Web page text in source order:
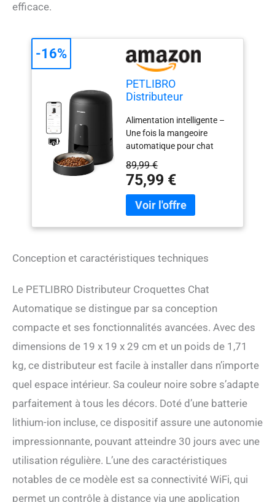
efficace.
PETLIBRO
Distributeur
Automatique, 2,4G
WiFi en Batterie
Rechargeable, Vie de
30 Jours, Distributeur
Croquettes Chats
Aver Contrôle par
Application et jusqu'à
10 Repas, 2L (Noir)
Alimentation intelligente –
Une fois la mangeoire
automatique pour chat
PETLIBRO Air connectée au
WiFi (prend uniquement en
charge les réseaux WiFi 2,4
GHz), vous pouvez
facilement définir ou
mobile « PETLIBRO », vous
débarrasser de l'ennui.
répétitive sur un bouton et
d'offrir une vie plus pratique
de compagnie. Mangeoire à
piles rechargeables – Le
distributeur automatique de
nourriture pour chat WiFi
est alimenté par une
batterie au lithium
rechargeable intégrée. Il
faut 8 heures pour être
complètement chargé et la
batterie a une autonomie
allant jusqu'à 30 jours. Cela
permet non seulement
89,99 €
75,99 €
-16%
Conception et caractéristiques techniques
Le PETLIBRO Distributeur Croquettes Chat
Automatique se distingue par sa conception
compacte et ses fonctionnalités avancées. Avec des
dimensions de 19 x 19 x 29 cm et un poids de 1,71
kg, ce distributeur est facile à installer dans n’importe
quel espace intérieur. Sa couleur noire sobre s’adapte
parfaitement à tous les décors. Doté d’une batterie
lithium-ion incluse, ce dispositif assure une autonomie
impressionnante, pouvant atteindre 30 jours avec une
utilisation régulière. L’une des caractéristiques
notables de ce modèle est sa connectivité WiFi, qui
permet un contrôle à distance via une application